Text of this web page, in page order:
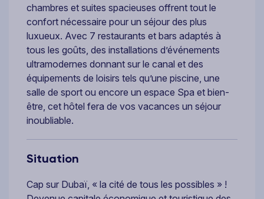
chambres et suites spacieuses offrent tout le
confort nécessaire pour un séjour des plus
luxueux. Avec 7 restaurants et bars adaptés à
tous les goûts, des installations d’événements
ultramodernes donnant sur le canal et des
équipements de loisirs tels qu’une piscine, une
salle de sport ou encore un espace Spa et bien-
être, cet hôtel fera de vos vacances un séjour
inoubliable.
Situation
Cap sur Dubaï, « la cité de tous les possibles » !